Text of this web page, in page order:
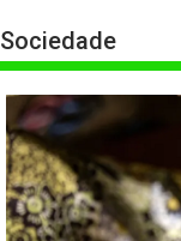
Sociedade